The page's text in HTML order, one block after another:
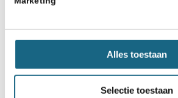
Alles toestaan
Selectie toestaan